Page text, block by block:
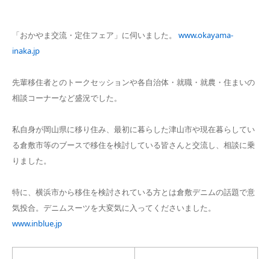
「おかやま交流・定住フェア」に伺いました。 www.okayama-
inaka.jp
先輩移住者とのトークセッションや各自治体・就職・就農・住まいの
相談コーナーなど盛況でした。
私自身が岡山県に移り住み、最初に暮らした津山市や現在暮らしてい
る倉敷市等のブースで移住を検討している皆さんと交流し、相談に乗
りました。
特に、横浜市から移住を検討されている方とは倉敷デニムの話題で意
気投合。デニムスーツを大変気に入ってくださいました。
www.inblue.jp